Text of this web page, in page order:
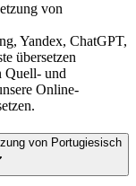
von
Yandex, ChatGPT,
übersetzen
Quell- und
Online-
von Portugiesisch